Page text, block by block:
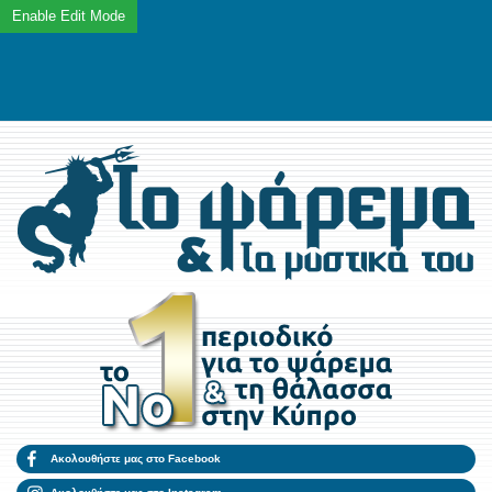
Ακολουθήστε μας στο Facebook